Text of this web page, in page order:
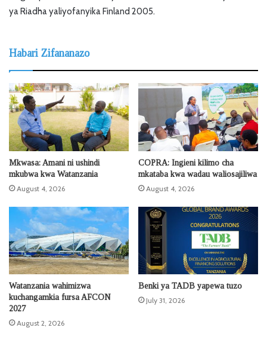
ya Riadha yaliyofanyika Finland 2005.
Habari Zifananazo
Mkwasa: Amani ni ushindi
mkubwa kwa Watanzania
August 4, 2026
COPRA: Ingieni kilimo cha
mkataba kwa wadau waliosajiliwa
August 4, 2026
Watanzania wahimizwa
kuchangamkia fursa AFCON
2027
August 2, 2026
Benki ya TADB yapewa tuzo
July 31, 2026